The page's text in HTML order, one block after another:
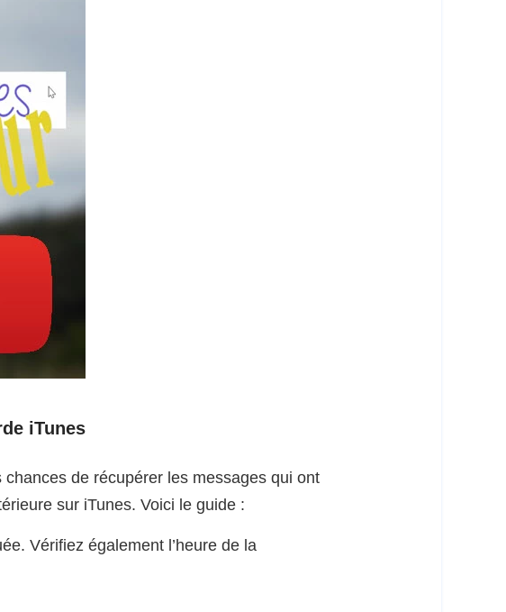
iTunes
de récupérer les messages qui ont
sur iTunes. Voici le guide :
Vérifiez également l’heure de la